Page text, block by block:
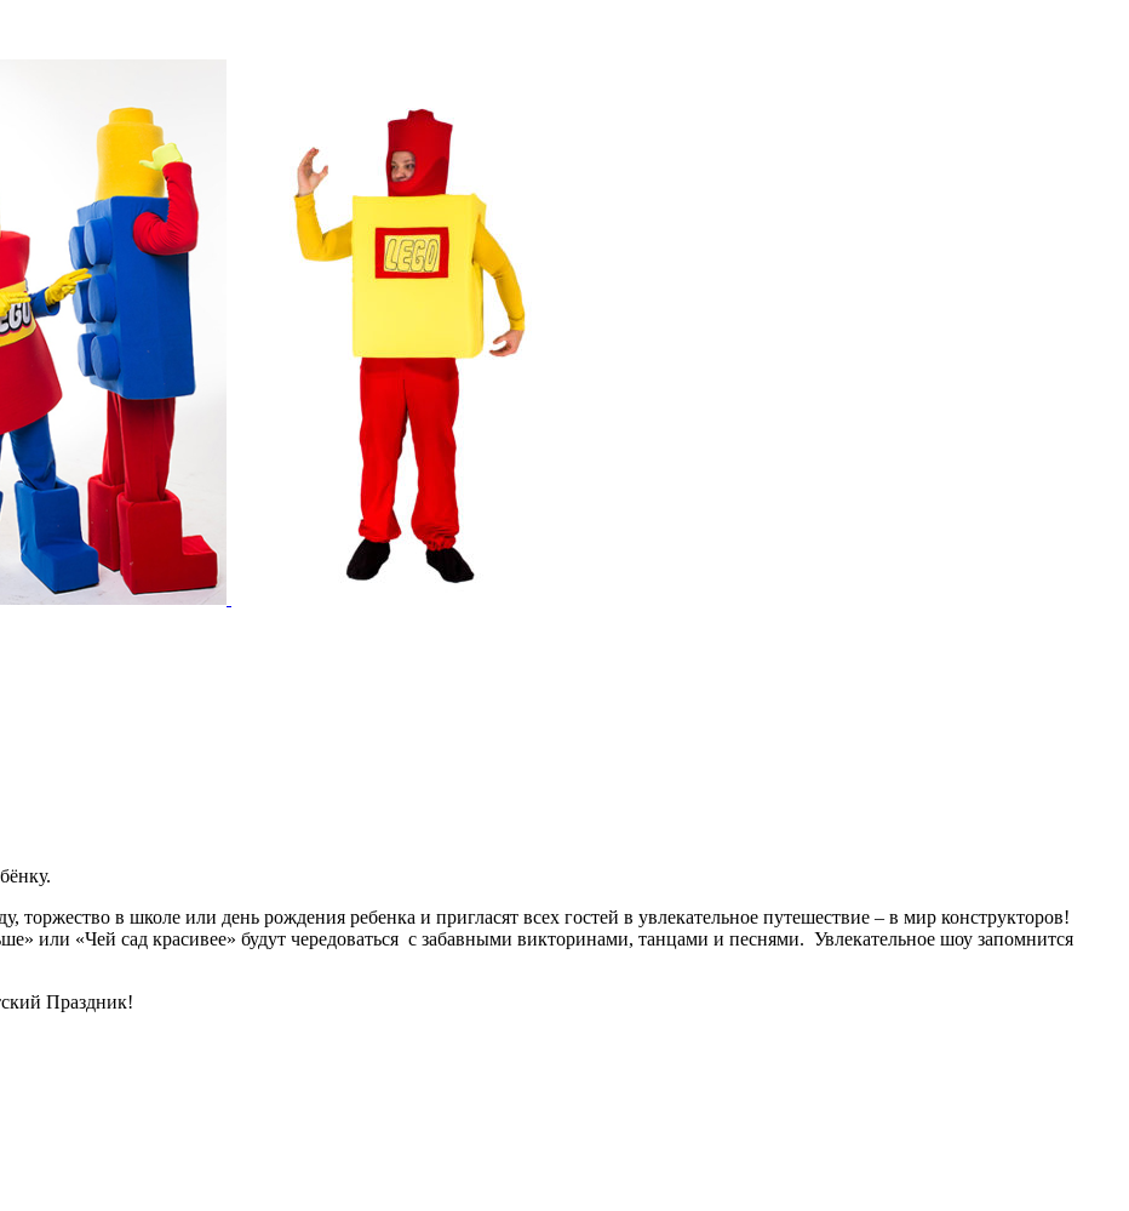
в школе или день рождения ребенка и пригласят всех гостей в увлекательное путешествие – в мир конструкторов!
или «Чей сад красивее» будут чередоваться с забавными викторинами, танцами и песнями. Увлекательное шоу запомнится
Праздник!